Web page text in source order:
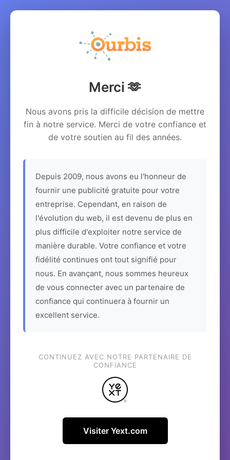
Merci 🫶
Nous avons pris la difficile décision de mettre
fin à notre service. Merci de votre confiance et
de votre soutien au fil des années.
Depuis 2009, nous avons eu l'honneur de
fournir une publicité gratuite pour votre
entreprise. Cependant, en raison de
l'évolution du web, il est devenu de plus en
plus difficile d'exploiter notre service de
manière durable. Votre confiance et votre
fidélité continues ont tout signifié pour
nous. En avançant, nous sommes heureux
de vous connecter avec un partenaire de
confiance qui continuera à fournir un
excellent service.
CONTINUEZ AVEC NOTRE PARTENAIRE DE
CONFIANCE
Visiter Yext.com